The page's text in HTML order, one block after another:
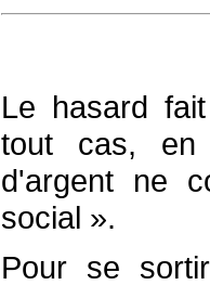
Le hasard
tout cas, en
d'argent ne
social ».
Pour se